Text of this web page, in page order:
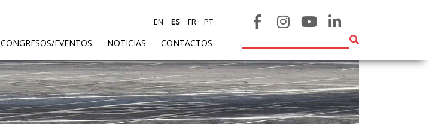
CONGRESOS/EVENTOS NOTICIAS CONTACTOS
EN ES FR PT